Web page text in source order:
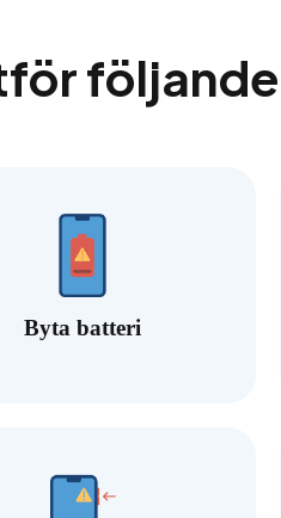
Byta batteri